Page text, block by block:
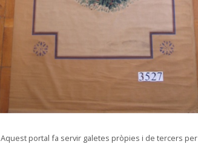
Aquest portal fa servir galetes pròpies i de tercers per